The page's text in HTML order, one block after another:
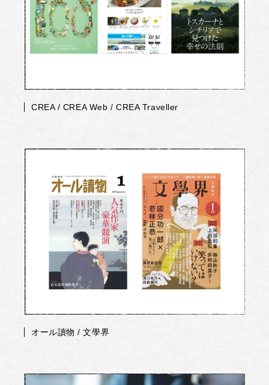
CREA / CREA Web / CREA Traveller
オール讀物 / 文學界